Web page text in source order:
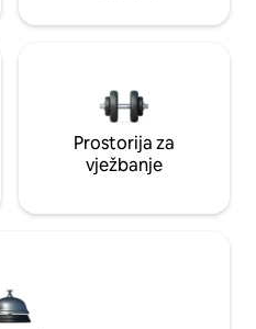
Prostorija za
vježbanje